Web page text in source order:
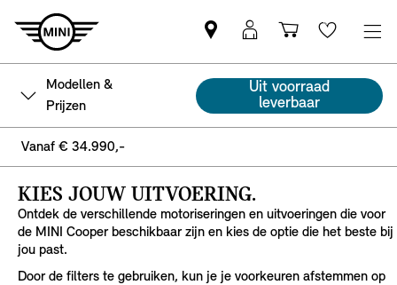
Vind
een
MINI
partner
MyMini
login
Wishlist
Modellen &
Prijzen
Vanaf € 34.990,-
Uit voorraad
leverbaar
KIES JOUW UITVOERING.
Ontdek de verschillende motoriseringen en uitvoeringen die voor
de MINI Cooper beschikbaar zijn en kies de optie die het beste bij
jou past.
Door de filters te gebruiken, kun je je voorkeuren afstemmen op